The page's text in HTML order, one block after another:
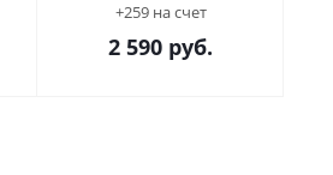
+259 на счет
2 590 руб.